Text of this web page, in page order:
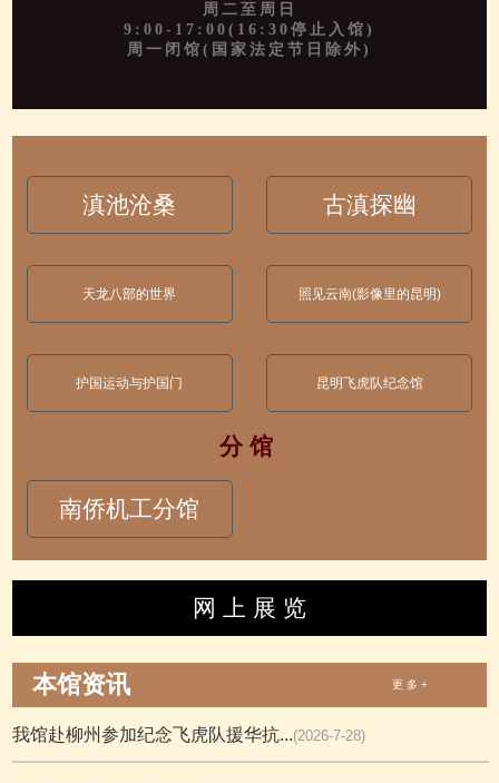
周二至周日
9:00-17:00(16:30停止入馆)
周一闭馆(国家法定节日除外)
滇池沧桑 古滇探幽
天龙八部的世界 照见云南(影像里的昆明)
护国运动与护国门 昆明飞虎队纪念馆
分 馆
南侨机工分馆
网 上 展 览
本馆资讯 更 多 +
我馆赴柳州参加纪念飞虎队援华抗...(2026-7-28)